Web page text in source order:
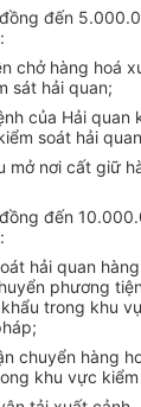
đến
chở hàng hoá
sát hải quan;
của Hải quan
soát hải
mở nơi cất giữ
đến
hải quan
phương
trong khu
chuyển hàng
khu vực